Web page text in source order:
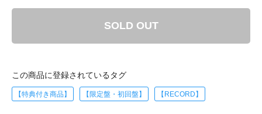
SOLD OUT
この商品に登録されているタグ
【特典付き商品】 【限定盤・初回盤】 【RECORD】